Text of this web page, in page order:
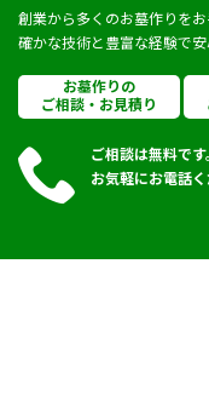
創業から多くのお墓作りをお
確かな技術と豊富な経験で
お墓作りの
ご相談・お見積り
ご相談は無料です
お気軽にお電話く